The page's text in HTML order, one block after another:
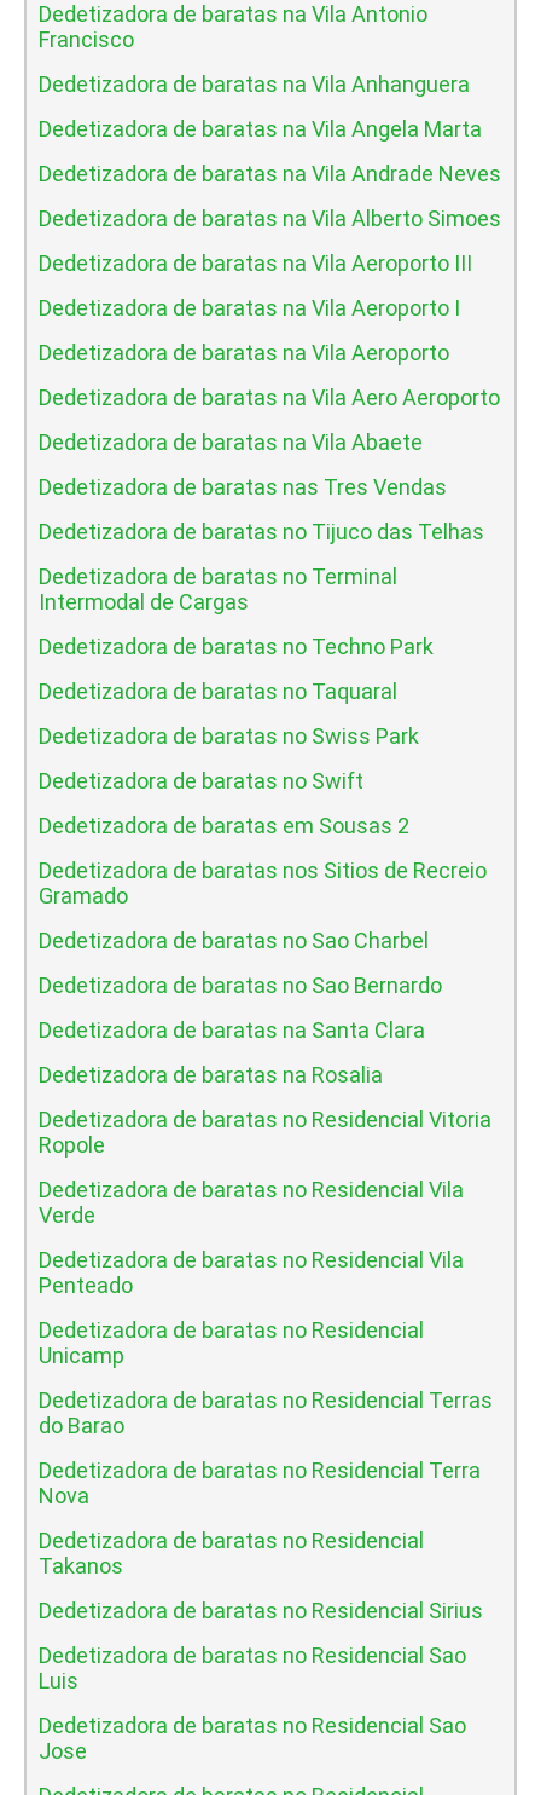
Dedetizadora de baratas na Vila Antonio
Francisco
Dedetizadora de baratas na Vila Anhanguera
Dedetizadora de baratas na Vila Angela Marta
Dedetizadora de baratas na Vila Andrade Neves
Dedetizadora de baratas na Vila Alberto Simoes
Dedetizadora de baratas na Vila Aeroporto III
Dedetizadora de baratas na Vila Aeroporto I
Dedetizadora de baratas na Vila Aeroporto
Dedetizadora de baratas na Vila Aero Aeroporto
Dedetizadora de baratas na Vila Abaete
Dedetizadora de baratas nas Tres Vendas
Dedetizadora de baratas no Tijuco das Telhas
Dedetizadora de baratas no Terminal
Intermodal de Cargas
Dedetizadora de baratas no Techno Park
Dedetizadora de baratas no Taquaral
Dedetizadora de baratas no Swiss Park
Dedetizadora de baratas no Swift
Dedetizadora de baratas em Sousas 2
Dedetizadora de baratas nos Sitios de Recreio
Gramado
Dedetizadora de baratas no Sao Charbel
Dedetizadora de baratas no Sao Bernardo
Dedetizadora de baratas na Santa Clara
Dedetizadora de baratas na Rosalia
Dedetizadora de baratas no Residencial Vitoria
Ropole
Dedetizadora de baratas no Residencial Vila
Verde
Dedetizadora de baratas no Residencial Vila
Penteado
Dedetizadora de baratas no Residencial
Unicamp
Dedetizadora de baratas no Residencial Terras
do Barao
Dedetizadora de baratas no Residencial Terra
Nova
Dedetizadora de baratas no Residencial
Takanos
Dedetizadora de baratas no Residencial Sirius
Dedetizadora de baratas no Residencial Sao
Luis
Dedetizadora de baratas no Residencial Sao
Jose